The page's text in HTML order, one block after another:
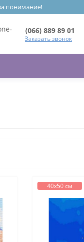
понимание!
(066) 889 89 01
Заказать звонок
40х50 см